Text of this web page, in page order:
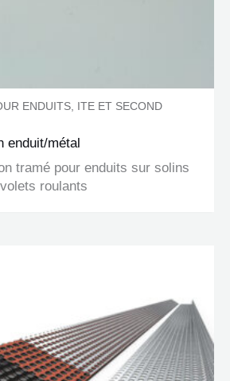
ENDUITS, ITE ET SECOND
enduit/métal
tramé pour enduits sur solins
roulants